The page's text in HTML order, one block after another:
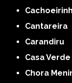
Cantareira
Carandiru
Casa Verde
Chora